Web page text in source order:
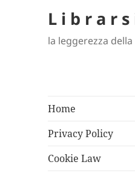
L i b r a r s
la leggerezza
Home
Privacy Policy
Cookie Law